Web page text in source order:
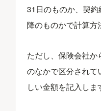
31日のものか、契
降のものかで計算方
ただし、保険会社
のなかで区分され
しい金額を記入しま